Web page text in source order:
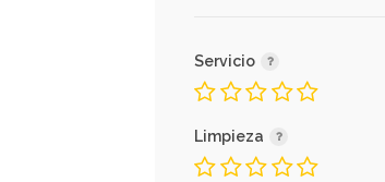
Servicio
Limpieza